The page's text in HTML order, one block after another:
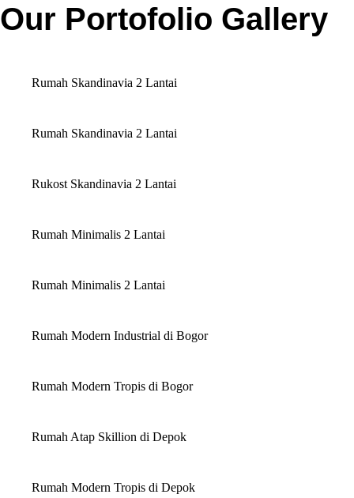
Our Portofolio Gallery
Rumah Skandinavia 2 Lantai
Rumah Skandinavia 2 Lantai
Rukost Skandinavia 2 Lantai
Rumah Minimalis 2 Lantai
Rumah Minimalis 2 Lantai
Rumah Modern Industrial di Bogor
Rumah Modern Tropis di Bogor
Rumah Atap Skillion di Depok
Rumah Modern Tropis di Depok